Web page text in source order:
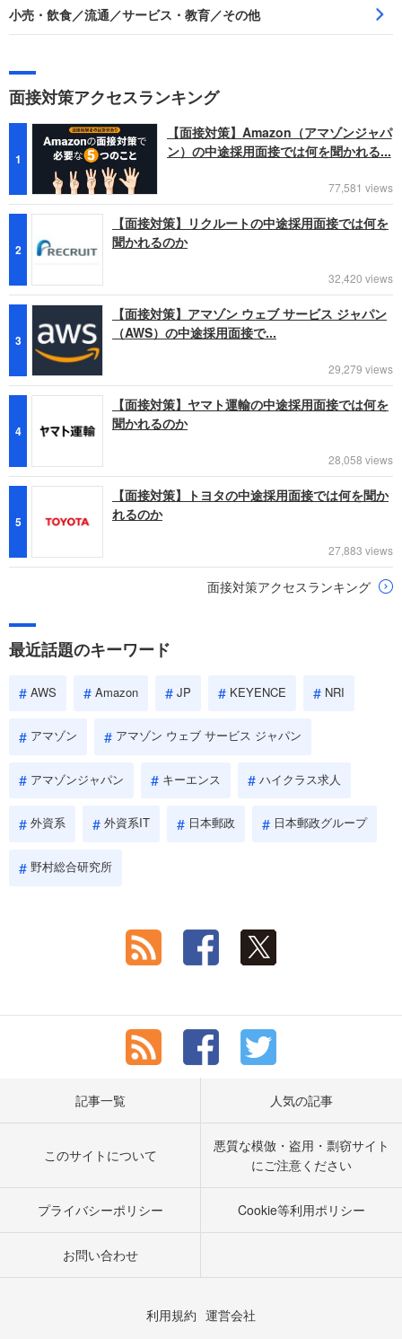
小売・飲食／流通／サービス・教育／その他
面接対策アクセスランキング
1
【面接対策】Amazon（アマゾンジャパ
ン）の中途採用面接では何を聞かれる...
77,581 views
2
【面接対策】リクルートの中途採用面接では何を
聞かれるのか
32,420 views
3
【面接対策】アマゾン ウェブ サービス ジャパン
（AWS）の中途採用面接で...
29,279 views
4
【面接対策】ヤマト運輸の中途採用面接では何を
聞かれるのか
28,058 views
5
【面接対策】トヨタの中途採用面接では何を聞か
れるのか
27,883 views
面接対策アクセスランキング
最近話題のキーワード
AWS Amazon JP KEYENCE NRI
アマゾン アマゾン ウェブ サービス ジャパン
アマゾンジャパン キーエンス ハイクラス求人
外資系 外資系IT 日本郵政 日本郵政グループ
野村総合研究所
記事一覧 人気の記事
このサイトについて
悪質な模倣・盗用・剽窃サイト
にご注意ください
プライバシーポリシー Cookie等利用ポリシー
お問い合わせ
利用規約 運営会社